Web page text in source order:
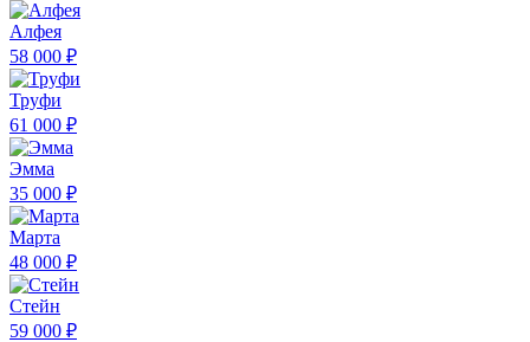
Алфея
58 000 ₽
Труфи
61 000 ₽
Эмма
35 000 ₽
Марта
48 000 ₽
Стейн
59 000 ₽